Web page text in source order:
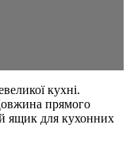
кухні.
прямого
ящик для кухонних